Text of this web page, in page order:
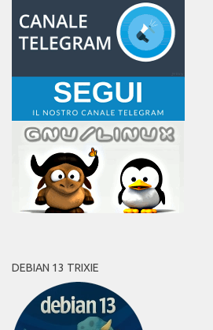
DEBIAN 13 TRIXIE